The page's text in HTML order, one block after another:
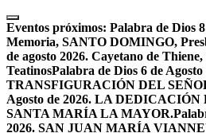
Skip
to
content
Eventos próximos: Palabra de Dios
Memoria, SANTO DOMINGO,
de agosto 2026. Cayetano de
TeatinosPalabra de Dios 6 de Agosto
TRANSFIGURACIÓN DEL
Agosto de 2026. LA
SANTA MARÍA LA MAYOR.
2026. SAN JUAN MARÍA